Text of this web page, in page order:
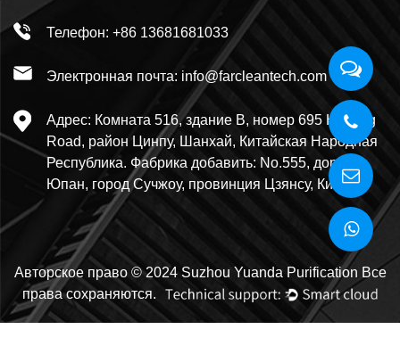
Телефон: +86 13681681033
Электронная почта: info@farcleantech.com
Адрес: Комната 516, здание В, номер 695 Huilong
Road, район Цинпу, Шанхай, Китайская Народная
Республика. Фабрика добавить: No.555, дорога
Юпан, город Сучжоу, провинция Цзянсу, Китай.
Авторское право © 2024 Suzhou Yuanda Purification Все
права сохраняются.